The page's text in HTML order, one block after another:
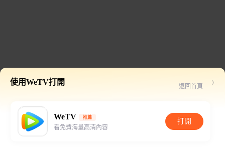
使用WeTV打開 返回首頁
WeTV 推薦
看免費海量高清內容
打開